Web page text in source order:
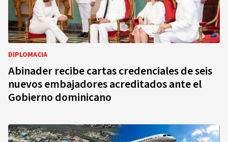
DIPLOMACIA
Abinader recibe cartas credenciales de seis
nuevos embajadores acreditados ante el
Gobierno dominicano